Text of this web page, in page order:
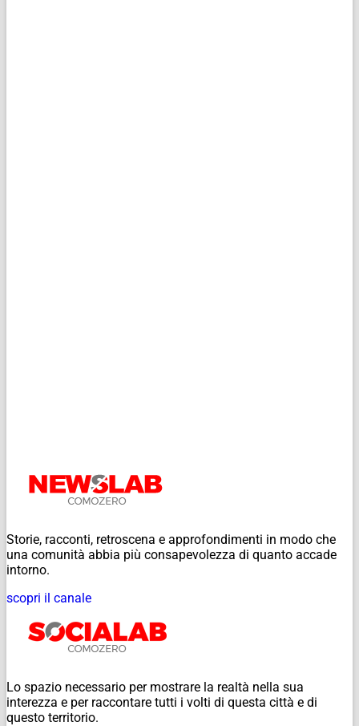
Storie, racconti, retroscena e approfondimenti in modo che
una comunità abbia più consapevolezza di quanto accade
intorno.
scopri il canale
Lo spazio necessario per mostrare la realtà nella sua
interezza e per raccontare tutti i volti di questa città e di
questo territorio.